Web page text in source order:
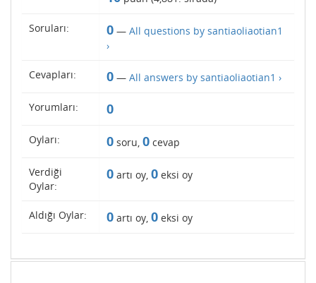
Soruları: 0 — All questions by santiaoliaotian1
›
Cevapları: 0 — All answers by santiaoliaotian1 ›
Yorumları: 0
Oyları: 0 soru, 0 cevap
Verdiği
Oylar:
0 artı oy, 0 eksi oy
Aldığı Oylar: 0 artı oy, 0 eksi oy